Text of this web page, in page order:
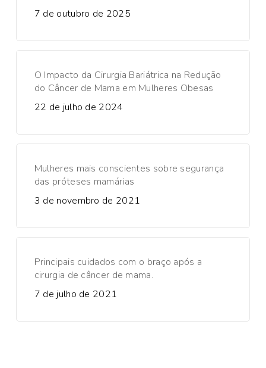
7 de outubro de 2025
O Impacto da Cirurgia Bariátrica na Redução
do Câncer de Mama em Mulheres Obesas
22 de julho de 2024
Mulheres mais conscientes sobre segurança
das próteses mamárias
3 de novembro de 2021
Principais cuidados com o braço após a
cirurgia de câncer de mama.
7 de julho de 2021